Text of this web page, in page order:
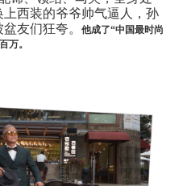
西装的爷爷帅气逼人，孙
友们狂夸。
他成了“中国最时尚
万。